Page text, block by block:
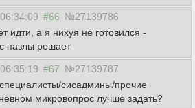
#66 №27139786
идти, а я нихуя не готовился -
пазлы решает
#67 №27139787
сисадмины/прочие
микровопрос лучше задать?